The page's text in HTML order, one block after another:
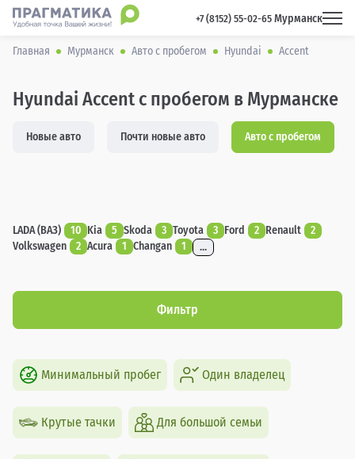
+7 (8152) 55-02-65 Мурманск
Главная Мурманск Авто с пробегом Hyundai Accent
Hyundai Accent с пробегом в Мурманске
Новые авто Почти новые авто Авто с пробегом
LADA (ВАЗ) 10 Kia 5 Skoda 3 Toyota 3 Ford 2 Renault
2
Volkswagen
2 Acura 1 Changan 1 ...
Фильтр
Минимальный пробег Один владелец
Крутые тачки Для большой семьи